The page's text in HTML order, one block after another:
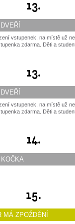
Theimer, P. Mikeska a další.
13.
vstupenek, na místě už
zdarma. Děti a
zdarma. Děti a
13.
vstupenek, na místě už
zdarma. Děti a
divadelní profese. Zázemím
zdarma. Děti a
14.
KOČKA
kteří to v životě neměli
15.
ZPOŽDĚNÍ